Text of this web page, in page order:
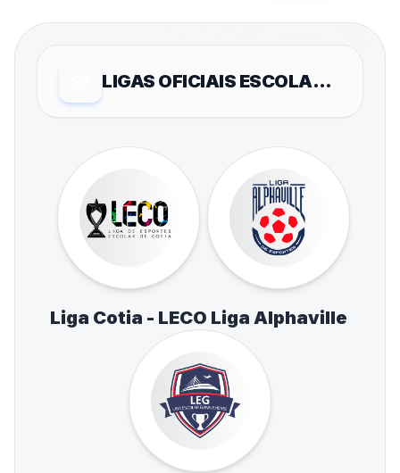
LIGAS OFICIAIS ESCOLARES
Liga Cotia - LECO Liga Alphaville